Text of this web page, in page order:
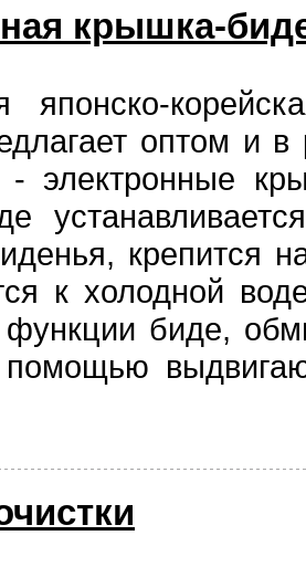
крышка-
японско-
оптом и в
- электронные
крепится
к холодной
биде,